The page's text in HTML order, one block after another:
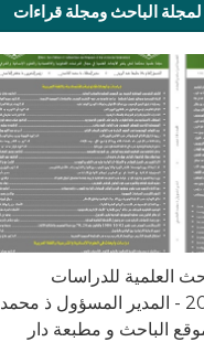
لمجلة الباحث ومجلة قراءات
الباحث العلمية للدراسات
والأبحاث - غشت - 2026 - المدير المسؤول ذ محمد
الباحث و مطبعة دار